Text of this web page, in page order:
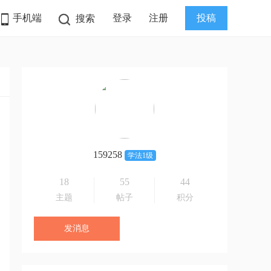
手机端 搜索 登录 注册 投稿
159258 学法1级
18
主题
55
帖子
44
积分
发消息